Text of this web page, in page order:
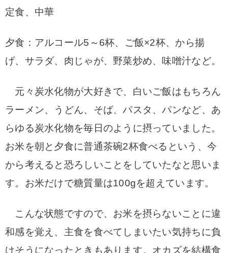
定食、 中華
夕食：アルコール5～6杯、ご飯×2杯、から揚
げ、サラダ、 肉じゃが、野菜炒め、味噌汁など。
元々炭水化物が大好きで、白いご飯はもちろん
ラーメン、うどん、そば、パスタ、パンなど、 あ
らゆる炭水化物を毎日のように摂っていました。
お米を朝と夕食に普通茶碗2杯食べるという、今
から考えると恐ろしいことをしていたなと思いま
す。お米だけで糖質量は100gを超えています。
こんな状態ですので、お米を摂らないことに違
和感を覚え 、主食を食べてしまいたい気持ちに負
けそうになったときもあります。 オカズを結構食